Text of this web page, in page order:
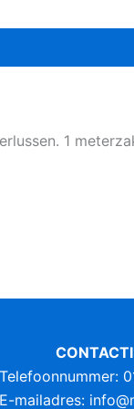
1
Telefoonnummer:
E-mailadres: